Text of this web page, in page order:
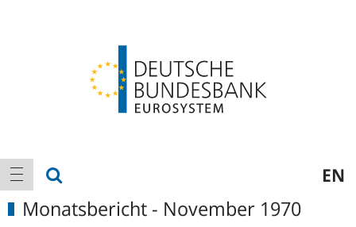
Hauptnavigation
Navigation anzeigen EN
Monatsbericht - November 1970